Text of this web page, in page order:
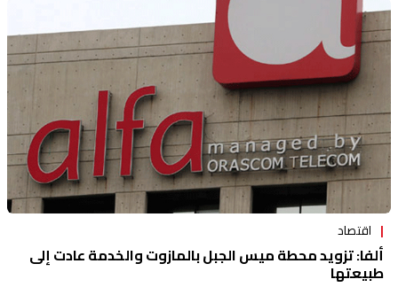
اقتصاد
ألفا: تزويد محطة ميس الجبل بالمازوت والخدمة عادت إلى
طبيعتها